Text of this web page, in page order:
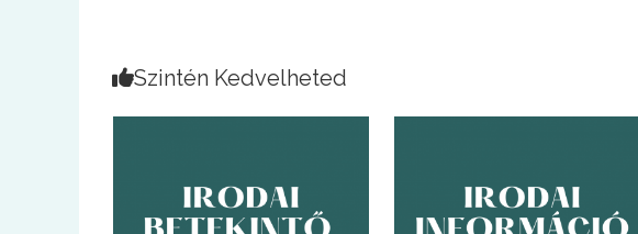
Szintén Kedvelheted